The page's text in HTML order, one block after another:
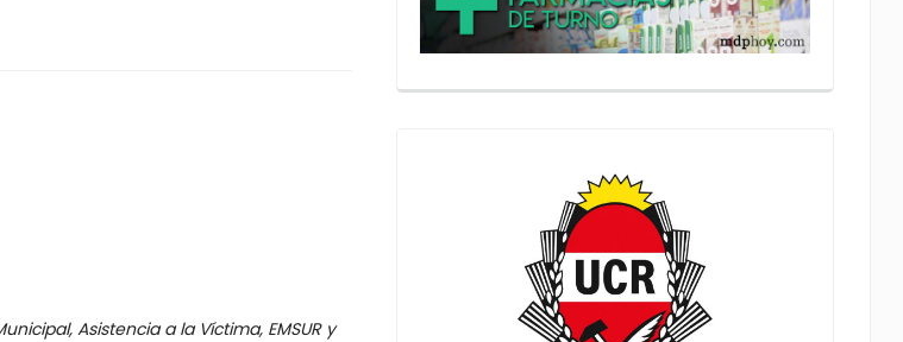
Asistencia a la Víctima, EMSUR y